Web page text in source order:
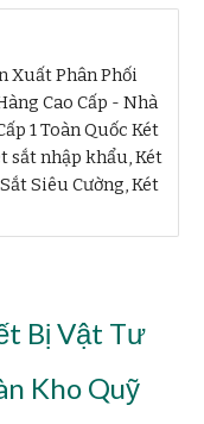
Xuất Phân Phối
Cao Cấp - Nhà
1 Toàn Quốc Két
sắt nhập khẩu, Két
Siêu Cường, Két
Bị Vật Tư
Kho Quỹ